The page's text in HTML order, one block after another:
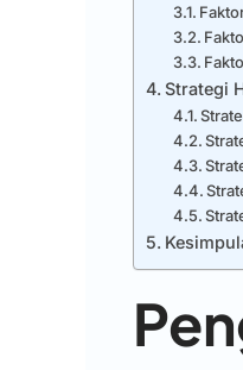
Strategi